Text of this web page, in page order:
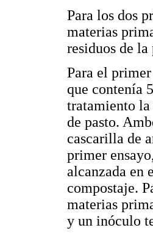
Para los dos
materias
residuos de
Para el
que contenía
tratamiento la
de pasto.
cascarilla de
primer
alcanzada en
compostaje.
materias
y un inóculo